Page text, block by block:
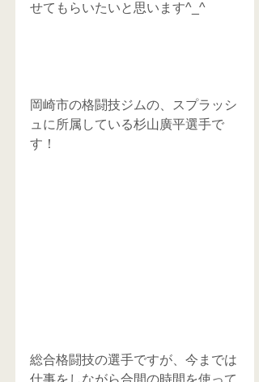
せてもらいたいと思います^_^
岡崎市の格闘技ジムの、スプラッシ
ュに所属している杉山廣平選手で
す！
総合格闘技の選手ですが、今までは
仕事をしながら合間の時間を使って